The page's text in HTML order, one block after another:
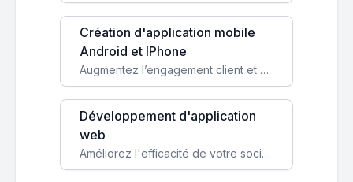
Création d'application mobile
Android et IPhone
Augmentez l’engagement client et simplifiez vos processus avec une application mobile sur mesure, disponible sur iOS et Android.
Développement d'application
web
Améliorez l'efficacité de votre société avec une application web personnalisée accessible partout et tout le temps.